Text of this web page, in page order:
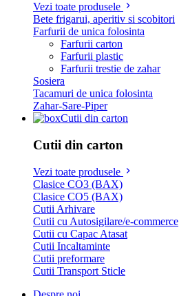
Vezi toate produsele
Bete frigarui, aperitiv si scobitori
Farfurii de unica folosinta
Farfurii carton
Farfurii plastic
Farfurii trestie de zahar
Sosiera
Tacamuri de unica folosinta
Zahar-Sare-Piper
Cutii din carton
Cutii din carton
Vezi toate produsele
Clasice CO3 (BAX)
Clasice CO5 (BAX)
Cutii Arhivare
Cutii cu Autosigilare/e-commerce
Cutii cu Capac Atasat
Cutii Incaltaminte
Cutii preformare
Cutii Transport Sticle